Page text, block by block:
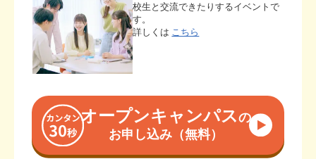
校生と交流できたりするイベントで
す。
詳しくは こちら
オープンキャンパスの
お申し込み（無料）